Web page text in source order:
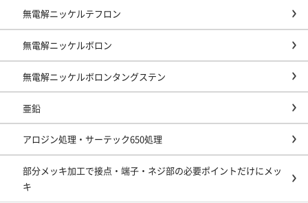
無電解ニッケルテフロン
無電解ニッケルボロン
無電解ニッケルボロンタングステン
亜鉛
アロジン処理・サーテック650処理
部分メッキ加工で接点・端子・ネジ部の必要ポイントだけにメッ
キ